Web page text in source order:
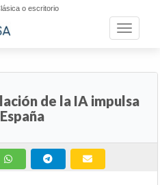
o escritorio
Toggle
de la IA impulsa